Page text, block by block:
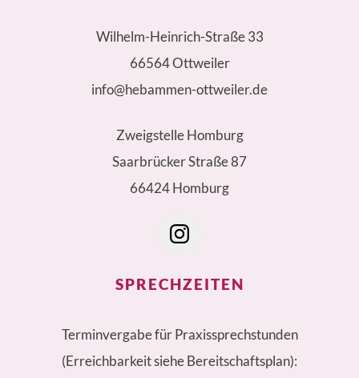
Wilhelm-Heinrich-Straße 33
66564 Ottweiler
info@hebammen-ottweiler.de
Zweigstelle Homburg
Saarbrücker Straße 87
66424 Homburg
SPRECHZEITEN
Terminvergabe für Praxissprechstunden
(Erreichbarkeit siehe Bereitschaftsplan):